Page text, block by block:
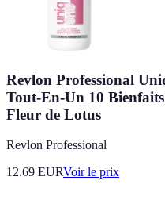
Revlon Professional
Tout-En-Un 10
Fleur de Lotus
Revlon Professional
12.69 EURVoir le prix